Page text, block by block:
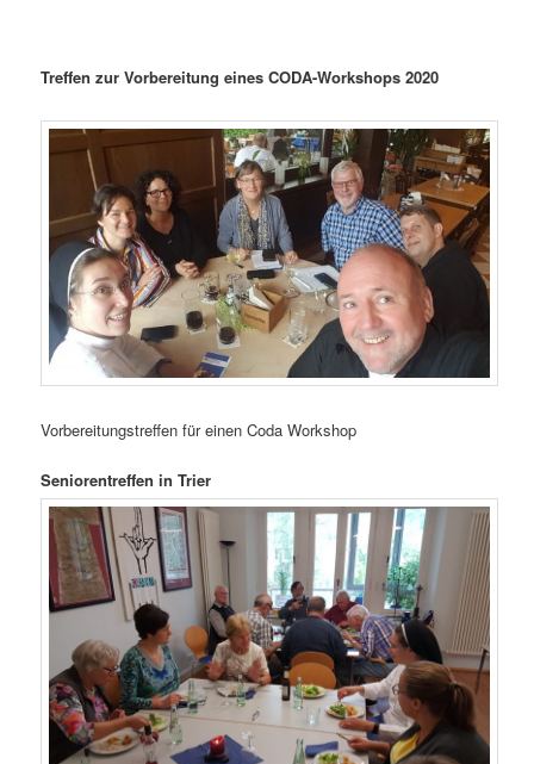
Treffen zur Vorbereitung eines CODA-Workshops 2020
Vorbereitungstreffen für einen Coda Workshop
Seniorentreffen in Trier